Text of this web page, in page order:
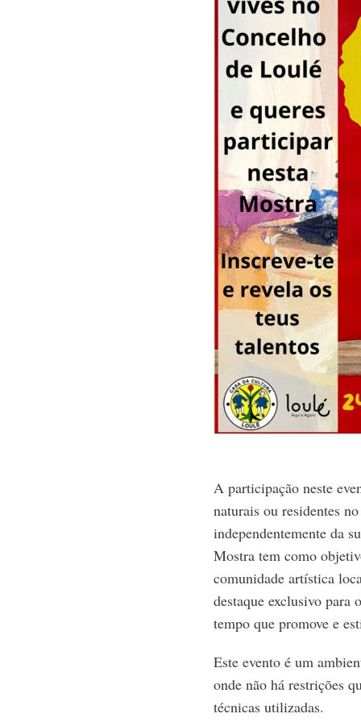
A participação neste
naturais ou residentes
independentemente da
Mostra tem como
comunidade artística
destaque exclusivo para
tempo que promove e
Este evento é um
onde não há restrições
técnicas utilizadas.